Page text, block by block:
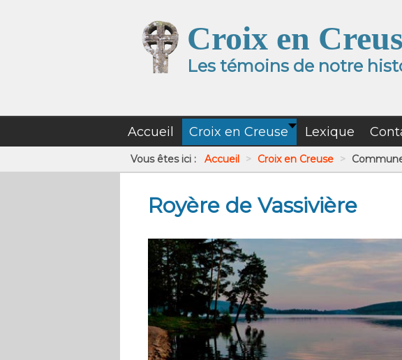
Croix en
Les témoins de notre
Accueil Croix en Creuse Lexique
Vous êtes ici : Accueil > Croix en Creuse >
Royère de Vassivière